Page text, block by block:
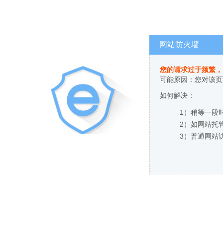
网站防火墙
您的请求过于频繁
可能原因：您对该
如何解决：
1）稍等一段
2）如网站托
3）普通网站